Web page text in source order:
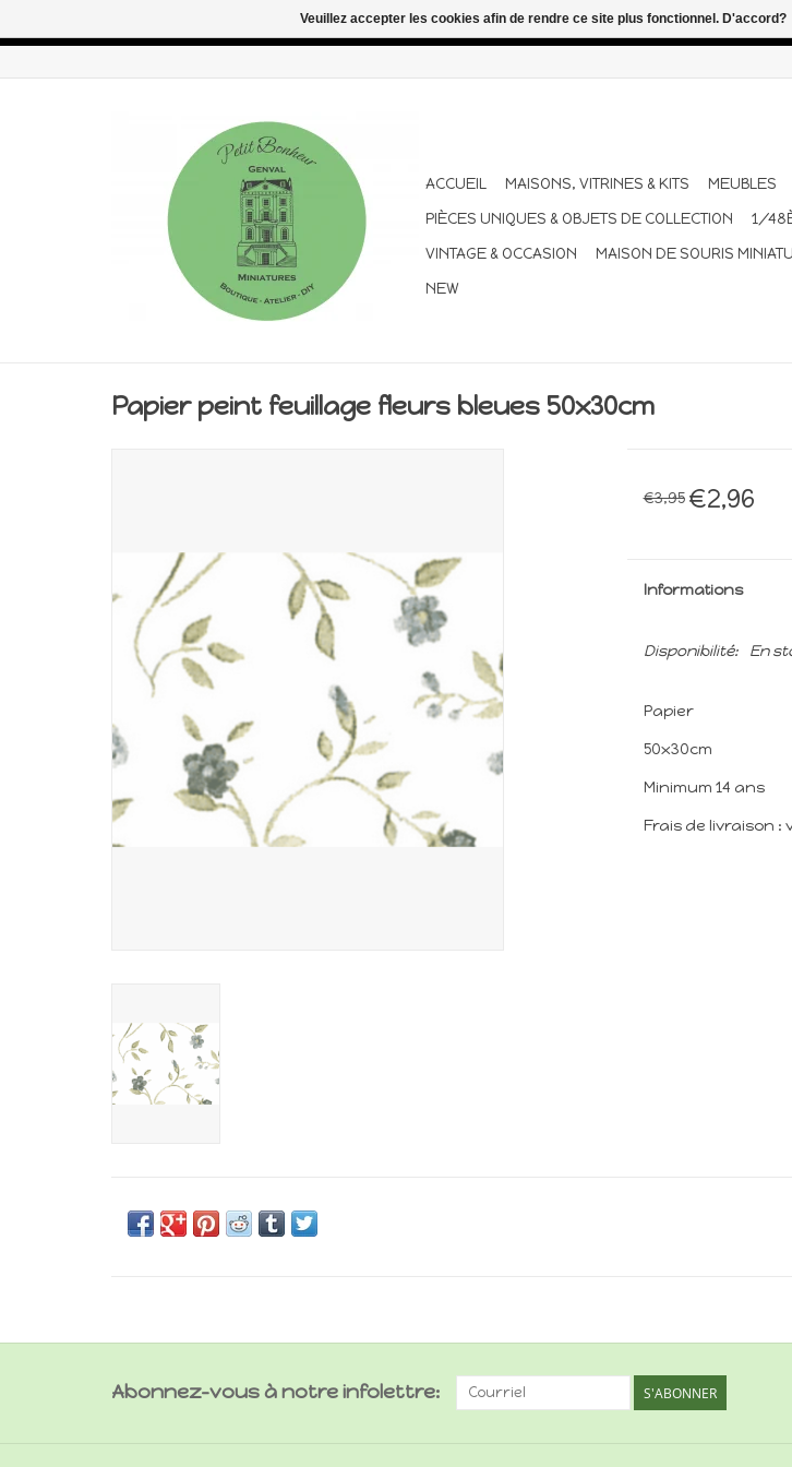
ACCUEIL MAISONS, VITRINES & KITS MEUBLES
PIÈCES UNIQUES & OBJETS DE COLLECTION
1/
VINTAGE & OCCASION
MAISON DE SOURIS
NEW
Papier peint feuillage fleurs bleues 50x30cm
€3,95 €2,96
Informations
Disponibilité: En
Papier
50x30cm
Minimum 14 ans
Frais de livraison :
Abonnez-vous à notre infolettre: S'ABONNER
Veuillez accepter les cookies afin de rendre ce site plus fonctionnel. D'accord?
Congés d'été : les commandes continuent d'être expédiées pendant les vacances. Les envois sont